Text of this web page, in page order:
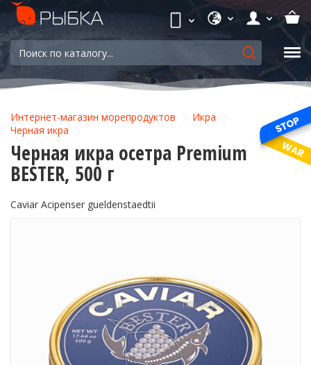
Интернет-магазин морепродуктов
Икра
Черная икра
Черная икра осетра Premium
BESTER, 500 г
Caviar Acipenser gueldenstaedtii